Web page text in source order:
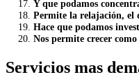
Y que podamos
Permite la relajación, el
Hace que podamos
Nos permite crecer como
Servicios mas